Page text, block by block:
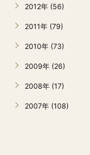
2012年 (56)
2011年 (79)
2010年 (73)
2009年 (26)
2008年 (17)
2007年 (108)